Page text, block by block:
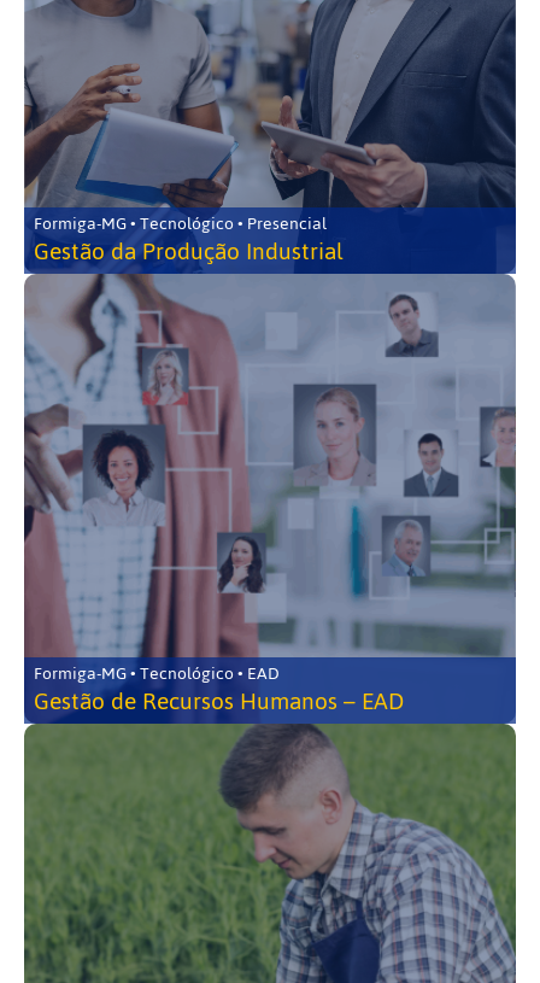
Formiga-MG • Tecnológico • Presencial
Gestão da Produção Industrial
Formiga-MG • Tecnológico • EAD
Gestão de Recursos Humanos – EAD